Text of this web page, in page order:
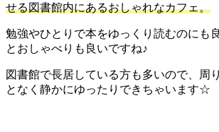
せる図書館内にあるおしゃれなカフェ。
勉強やひとりで本をゆっくり読むのにも
とおしゃべりも良いですね♪
図書館で長居している方も多いので、周
となく静かにゆったりできちゃいます☆